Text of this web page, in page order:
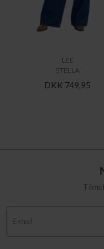
LEE
STELLA
DKK 749,95